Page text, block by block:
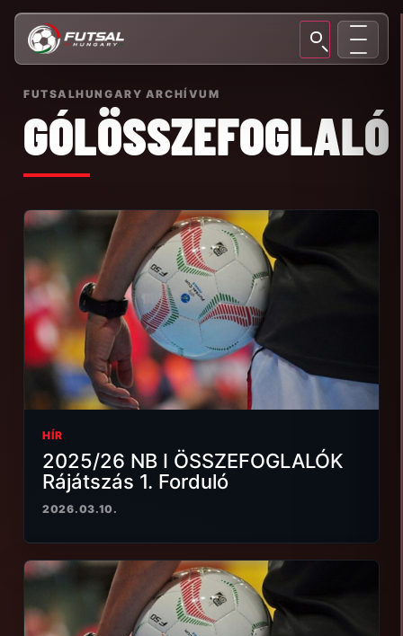
FUTSALHUNGARY ARCHÍVUM
GÓLÖSSZEFOGLALÓ
HÍR
2025/26 NB I ÖSSZEFOGLALÓK
Rájátszás 1. Forduló
2026.03.10.